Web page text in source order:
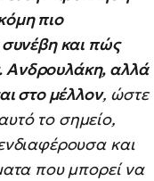
πιο
και πώς
Ανδρουλάκη, αλλά
στο μέλλον, ώστε
το σημείο,
και
που μπορεί να